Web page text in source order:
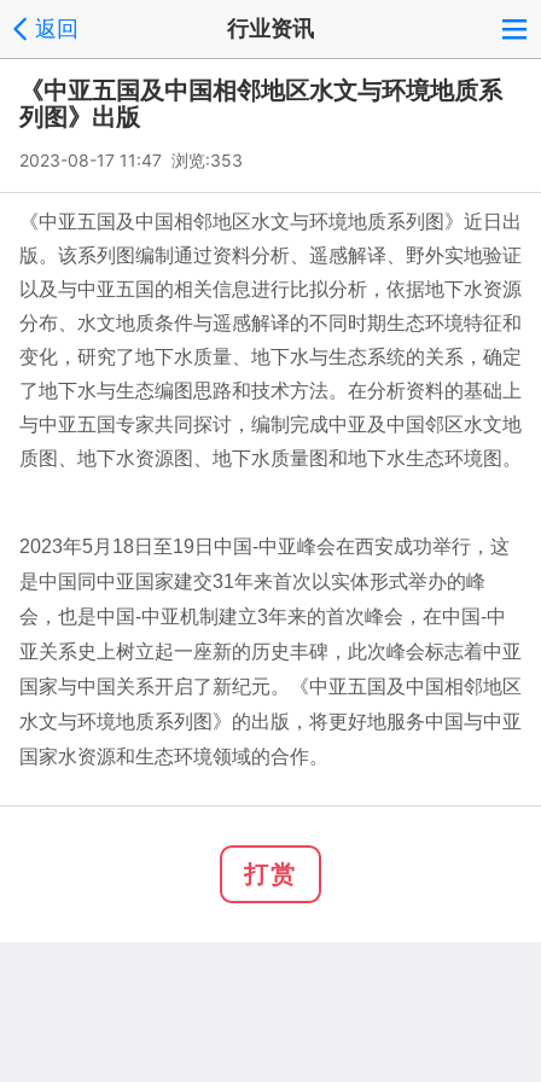
返回 行业资讯
《中亚五国及中国相邻地区水文与环境地质系
列图》出版
2023-08-17 11:47 浏览:353
《中亚五国及中国相邻地区水文与环境地质系列图》近日出
版。该系列图编制通过资料分析、遥感解译、野外实地验证
以及与中亚五国的相关信息进行比拟分析，依据地下水资源
分布、水文地质条件与遥感解译的不同时期生态环境特征和
变化，研究了地下水质量、地下水与生态系统的关系，确定
了地下水与生态编图思路和技术方法。在分析资料的基础上
与中亚五国专家共同探讨，编制完成中亚及中国邻区水文地
质图、地下水资源图、地下水质量图和地下水生态环境图。
2023年5月18日至19日中国-中亚峰会在西安成功举行，这
是中国同中亚国家建交31年来首次以实体形式举办的峰
会，也是中国-中亚机制建立3年来的首次峰会，在中国-中
亚关系史上树立起一座新的历史丰碑，此次峰会标志着中亚
国家与中国关系开启了新纪元。《中亚五国及中国相邻地区
水文与环境地质系列图》的出版，将更好地服务中国与中亚
国家水资源和生态环境领域的合作。
打赏